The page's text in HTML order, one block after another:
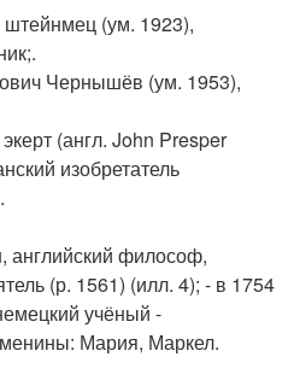
штейнмец (ум. 1923),
Чернышёв (ум. 1953),
(англ. John Presper
изобретатель
английский философ,
(р. 1561) (илл. 4); - в 1754
учёный -
Мария, Маркел.